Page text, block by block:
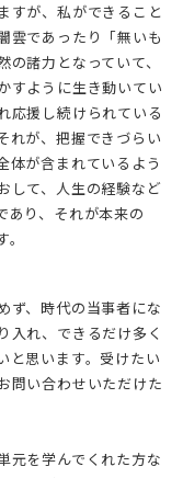
すが、私ができること
雲であったり「無いも
諸力となっていて、
すように生き動いてい
応援し続けられている
れが、把握できづらい
体が含まれているよう
して、人生の経験など
あり、それが本来の
ず、時代の当事者にな
入れ、できるだけ多く
と思います。受けたい
問い合わせいただけた
元を学んでくれた方な